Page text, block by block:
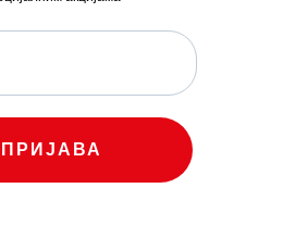
ПРИЈАВА